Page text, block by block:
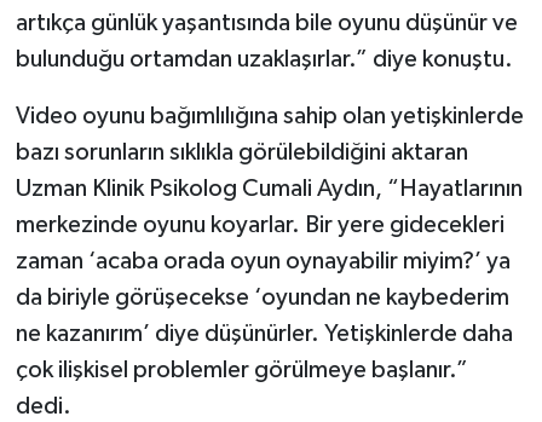
artıkça günlük yaşantısında bile oyunu düşünür ve
bulunduğu ortamdan uzaklaşırlar.” diye konuştu.
Video oyunu bağımlılığına sahip olan yetişkinlerde
bazı sorunların sıklıkla görülebildiğini aktaran
Uzman Klinik Psikolog Cumali Aydın, “Hayatlarının
merkezinde oyunu koyarlar. Bir yere gidecekleri
zaman ‘acaba orada oyun oynayabilir miyim?’ ya
da biriyle görüşecekse ‘oyundan ne kaybederim
ne kazanırım’ diye düşünürler. Yetişkinlerde daha
çok ilişkisel problemler görülmeye başlanır.”
dedi.